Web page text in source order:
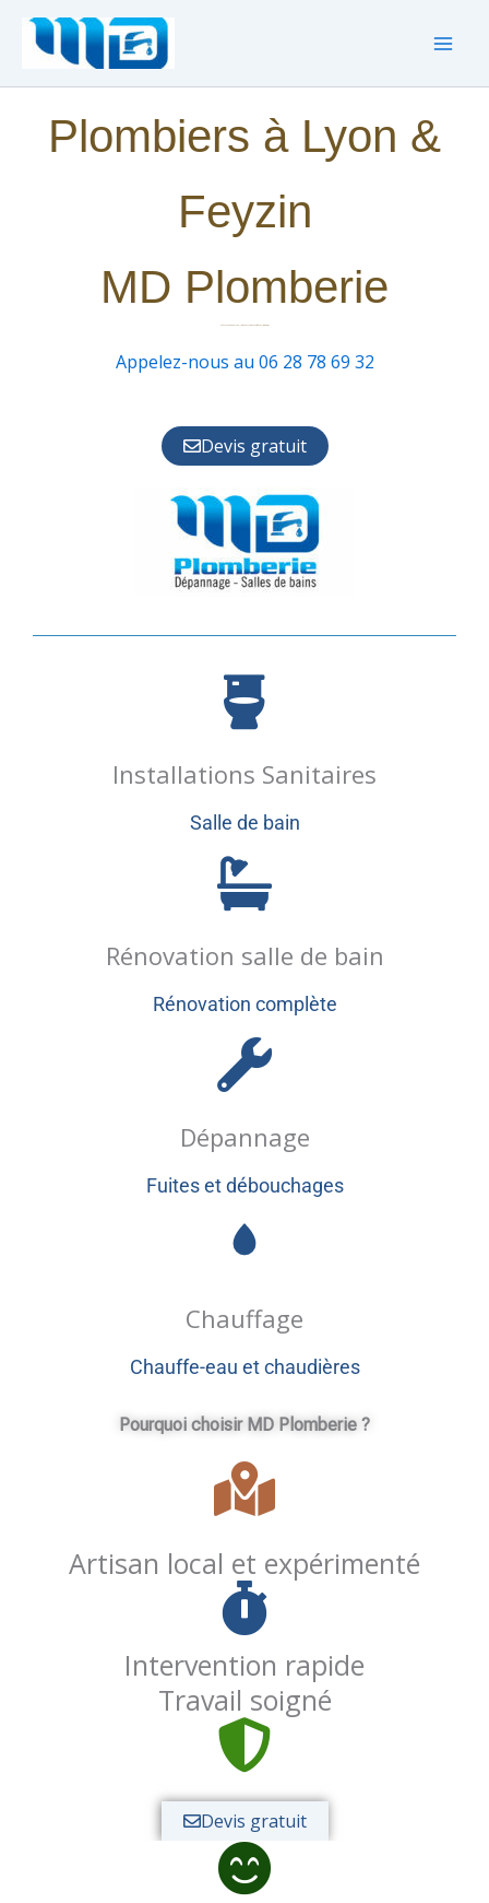
Aller
Plombiers à Lyon &
Feyzin
MD Plomberie
Appelez-nous au 06 28 78 69 32
Devis gratuit
Installations Sanitaires
Salle de bain
Rénovation salle de bain
Rénovation complète
Dépannage
Fuites et débouchages
Chauffage
Chauffe-eau et chaudières
Pourquoi choisir MD Plomberie ?
Artisan local et expérimenté
Intervention rapide
Travail soigné
Devis gratuit